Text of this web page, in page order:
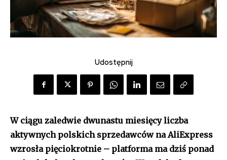
Udostępnij
W ciągu zaledwie dwunastu miesięcy liczba
aktywnych polskich sprzedawców na AliExpress
wzrosła pięciokrotnie – platforma ma dziś ponad